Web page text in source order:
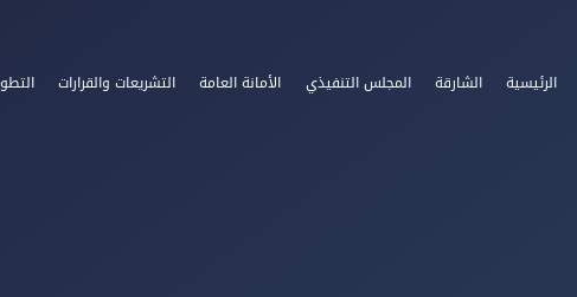
الرئيسية الشارقة المجلس التنفيذي الأمانة العامة التشريعات والقرارات